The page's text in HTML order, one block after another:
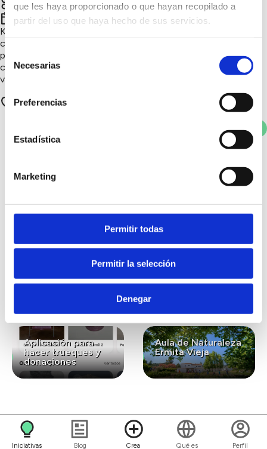
que les haya proporcionado o que hayan recopilado a
partir del uso que haya hecho de sus servicios.
Selección
de
consentimiento
Necesarias
Preferencias
Estadística
Marketing
Permitir todas
Permitir la selección
Denegar
Iniciativas Blog Crea Qué es Perfil
4º trimestre 2025
8 apoyos
Votar
Kuboshi transforma biorresiduos en abono natural mediante
compostaje anaeróbico sin olores ni plagas. Un proyecto
premiado por su innovación y educación ambiental, que
convierte cada gesto en una acción real por un planeta más
vivo.
También te puede
interesar...
Lavanda ecológica
para el bienestar y
la conexión con la
Gastronomía
ecológica de
kilómetro cero
Aplicación para
hacer trueques y
donaciones
Aula de Naturaleza
Ermita Vieja